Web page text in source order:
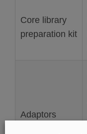
Core library
preparation kit
Adaptors